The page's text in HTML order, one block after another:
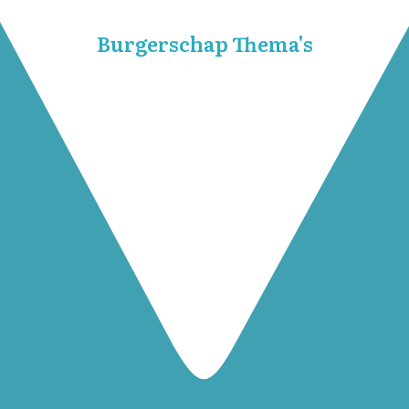
Burgerschap Thema's